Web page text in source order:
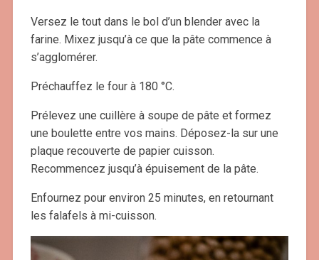
Versez le tout dans le bol d’un blender avec la
farine. Mixez jusqu’à ce que la pâte commence à
s’agglomérer.
Préchauffez le four à 180 °C.
Prélevez une cuillère à soupe de pâte et formez
une boulette entre vos mains. Déposez-la sur une
plaque recouverte de papier cuisson.
Recommencez jusqu’à épuisement de la pâte.
Enfournez pour environ 25 minutes, en retournant
les falafels à mi-cuisson.